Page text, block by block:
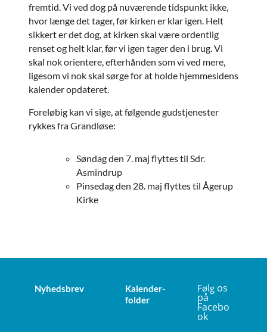
fremtid. Vi ved dog på nuværende tidspunkt ikke,
hvor længe det tager, før kirken er klar igen. Helt
sikkert er det dog, at kirken skal være ordentlig
renset og helt klar, før vi igen tager den i brug. Vi
skal nok orientere, efterhånden som vi ved mere,
ligesom vi nok skal sørge for at holde hjemmesidens
kalender opdateret.
Foreløbig kan vi sige, at følgende gudstjenester
rykkes fra Grandløse:
Søndag den 7. maj flyttes til Sdr.
Asmindrup
Pinsedag den 28. maj flyttes til Ågerup
Kirke
Nyhedsbrev
Kalender-
folder
Følgos
på
Facebo
ok